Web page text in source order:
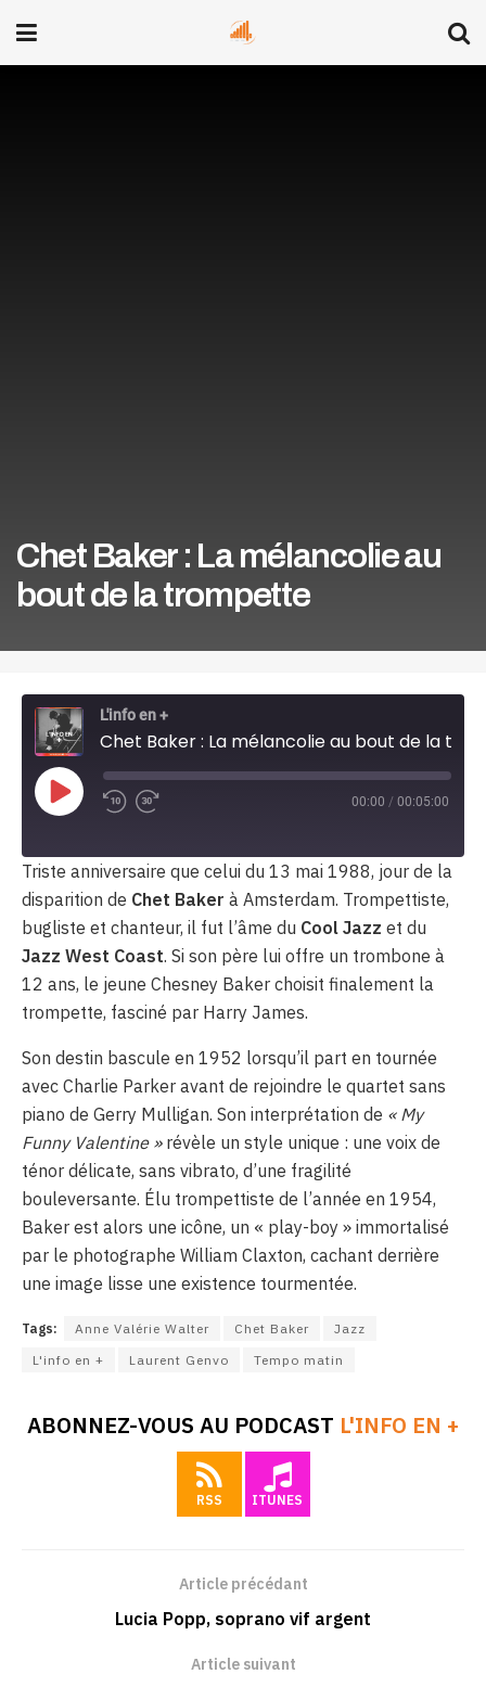
Chet Baker : La mélancolie au
bout de la trompette
L'info en +
Play
Episode
00:00 / 00:05:00
Triste anniversaire que celui du 13 mai 1988, jour de la
disparition de Chet Baker à Amsterdam. Trompettiste,
bugliste et chanteur, il fut l’âme du Cool Jazz et du
Jazz West Coast. Si son père lui offre un trombone à
12 ans, le jeune Chesney Baker choisit finalement la
trompette, fasciné par Harry James.
Son destin bascule en 1952 lorsqu’il part en tournée
avec Charlie Parker avant de rejoindre le quartet sans
piano de Gerry Mulligan. Son interprétation de « My
Funny Valentine »révèle un style unique : une voix de
ténor délicate, sans vibrato, d’une fragilité
bouleversante. Élu trompettiste de l’année en 1954,
Baker est alors une icône, un « play-boy » immortalisé
par le photographe William Claxton, cachant derrière
une image lisse une existence tourmentée.
Tags: Anne Valérie Walter Chet Baker
Jazz
L'info en +
Laurent Genvo Tempo matin
ABONNEZ-VOUS AU PODCAST L'INFO EN +
RSS ITUNES
Article précédant
Lucia Popp, soprano vif argent
Article suivant